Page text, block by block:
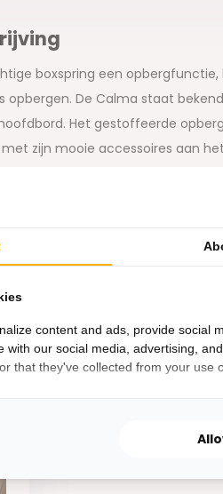
boxspring een
opbergen. De Calma staat
Het gestoffeerde
zijn mooie accessoires aan
ofwel koudschuim. Dit
naar de contouren van het
voor goede steun voor uw
Koudschuim is allergievrij en
matrassen.
Boxspring met opbergruimte
door jou
content and ads, provide social
with our social media, advertising,
that they've collected from your use